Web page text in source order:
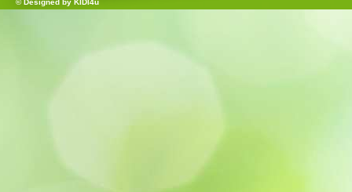
© Designed by KIDI4u